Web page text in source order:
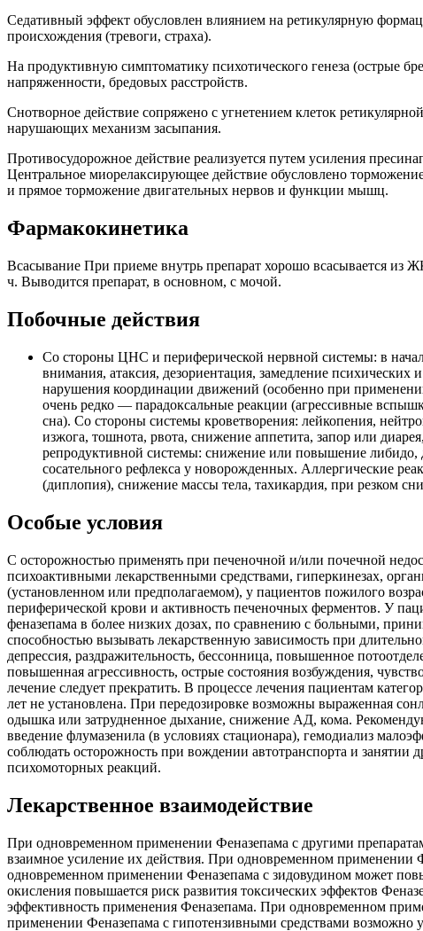
Седативный эффект обусловлен влиянием на ретикулярную
происхождения (тревоги, страха).
На продуктивную симптоматику психотического генеза (острые
напряженности, бредовых расстройств.
Снотворное действие сопряжено с угнетением клеток
нарушающих механизм засыпания.
Противосудорожное действие реализуется путем усиления
Центральное миорелаксирующее действие обусловлено
и прямое торможение двигательных нервов и функции мышц.
Фармакокинетика
Всасывание При приеме внутрь препарат хорошо всасывается из
ч. Выводится препарат, в основном, с мочой.
Побочные действия
Со стороны ЦНС и периферической нервной системы: в
внимания, атаксия, дезориентация, замедление
нарушения координации движений (особенно при
очень редко — парадоксальные реакции (агрессивные
сна). Со стороны системы кроветворения: лейкопения,
изжога, тошнота, рвота, снижение аппетита, запор или
репродуктивной системы: снижение или повышение либидо,
сосательного рефлекса у новорожденных. Аллергические
(диплопия), снижение массы тела, тахикардия, при резком
Особые условия
C осторожностью применять при печеночной и/или почечной
психоактивными лекарственными средствами, гиперкинезах,
(установленном или предполагаемом), у пациентов пожилого
периферической крови и активность печеночных ферментов. У
феназепама в более низких дозах, по сравнению с больными,
способностью вызывать лекарственную зависимость при
депрессия, раздражительность, бессонница, повышенное
повышенная агрессивность, острые состояния возбуждения,
лечение следует прекратить. В процессе лечения пациентам
лет не установлена. При передозировке возможны выраженная
одышка или затрудненное дыхание, снижение АД, кома.
введение флумазенила (в условиях стационара), гемодиализ
соблюдать осторожность при вождении автотранспорта и
психомоторных реакций.
Лекарственное взаимодействие
При одновременном применении Феназепама с другими
взаимное усиление их действия. При одновременном применении
одновременном применении Феназепама с зидовудином может
окисления повышается риск развития токсических эффектов
эффективность применения Феназепама. При одновременном
применении Феназепама с гипотензивными средствами возможно